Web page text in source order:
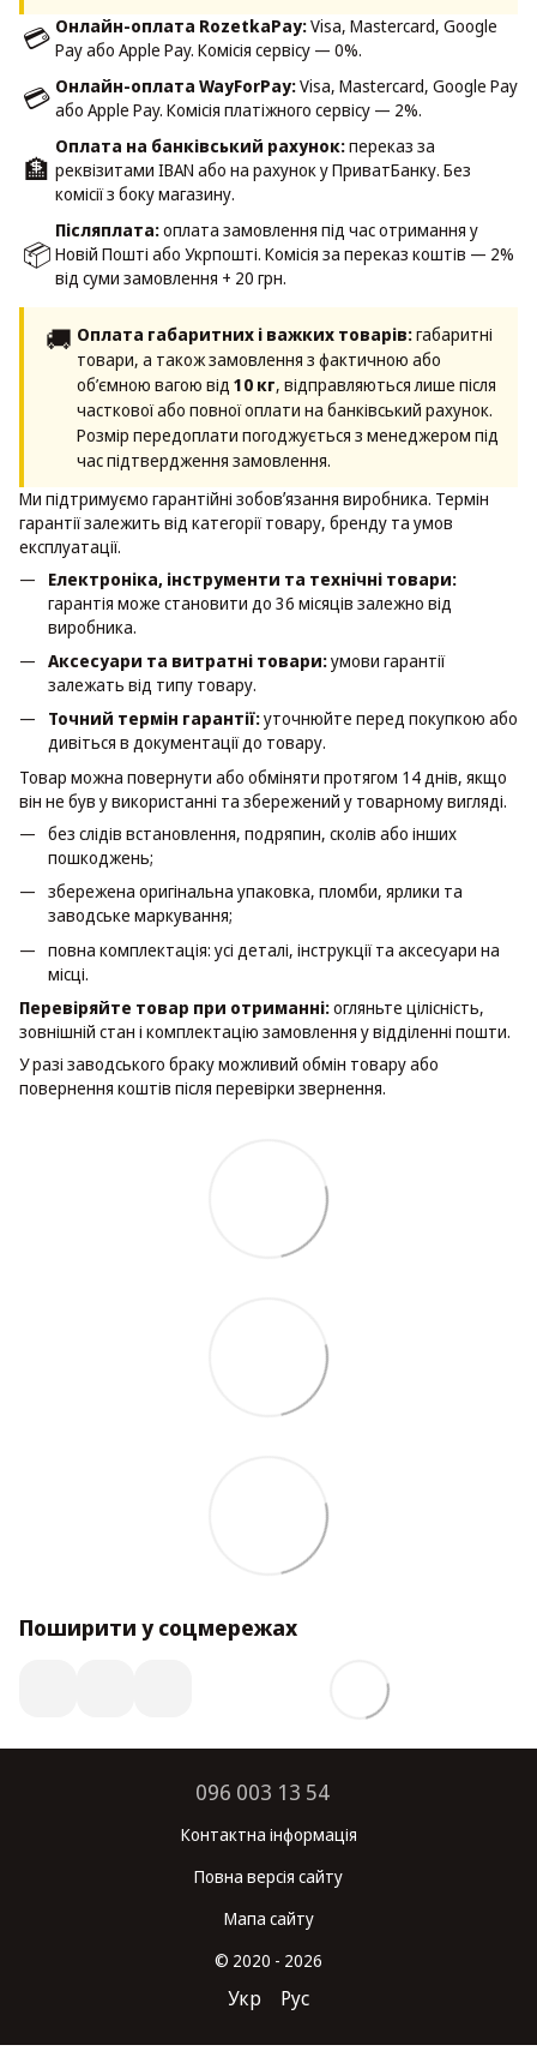
💳 Онлайн-оплата RozetkaPay:Visa, Mastercard, Google
Pay або Apple Pay. Комісія сервісу — 0%.
💳 Онлайн-оплата WayForPay:Visa, Mastercard, Google Pay
або Apple Pay. Комісія платіжного сервісу — 2%.
🏦
Оплата на банківський рахунок:переказ за
реквізитами IBAN або на рахунок у ПриватБанку. Без
комісії з боку магазину.
📦
Післяплата:оплата замовлення під час отримання у
Новій Пошті або Укрпошті. Комісія за переказ коштів — 2%
від суми замовлення + 20 грн.
🚚 Оплата габаритних і важких товарів:габаритні
товари, а також замовлення з фактичною або
об’ємною вагою від 10 кг, відправляються лише після
часткової або повної оплати на банківський рахунок.
Розмір передоплати погоджується з менеджером під
час підтвердження замовлення.
Ми підтримуємо гарантійні зобовʼязання виробника. Термін
гарантії залежить від категорії товару, бренду та умов
експлуатації.
Електроніка, інструменти та технічні товари:
гарантія може становити до 36 місяців залежно від
виробника.
Аксесуари та витратні товари:умови гарантії
залежать від типу товару.
Точний термін гарантії:уточнюйте перед покупкою або
дивіться в документації до товару.
Товар можна повернути або обміняти протягом 14 днів, якщо
він не був у використанні та збережений у товарному вигляді.
без слідів встановлення, подряпин, сколів або інших
пошкоджень;
збережена оригінальна упаковка, пломби, ярлики та
заводське маркування;
повна комплектація: усі деталі, інструкції та аксесуари на
місці.
Перевіряйте товар при отриманні:огляньте цілісність,
зовнішній стан і комплектацію замовлення у відділенні пошти.
У разі заводського браку можливий обмін товару або
повернення коштів після перевірки звернення.
Поширити у соцмережах
096 003 13 54
Контактна інформація
Повна версія сайту
Мапа сайту
© 2020 - 2026
Укр Рус